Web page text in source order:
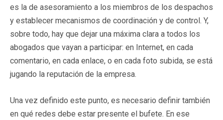
es la de asesoramiento a los miembros de los despachos
y establecer mecanismos de coordinación y de control. Y,
sobre todo, hay que dejar una máxima clara a todos los
abogados que vayan a participar: en Internet, en cada
comentario, en cada enlace, o en cada foto subida, se está
jugando la reputación de la empresa.
Una vez definido este punto, es necesario definir también
en qué redes debe estar presente el bufete. En ese